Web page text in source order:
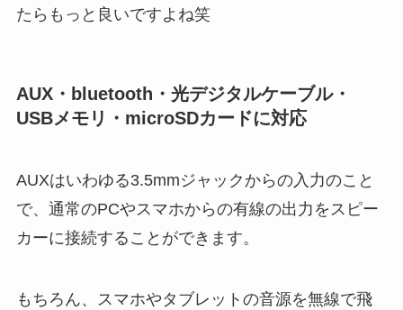
たらもっと良いですよね笑
AUX・bluetooth・光デジタルケーブル・
USBメモリ・microSDカードに対応
AUXはいわゆる3.5mmジャックからの入力のこと
で、通常のPCやスマホからの有線の出力をスピー
カーに接続することができます。
もちろん、スマホやタブレットの音源を無線で飛